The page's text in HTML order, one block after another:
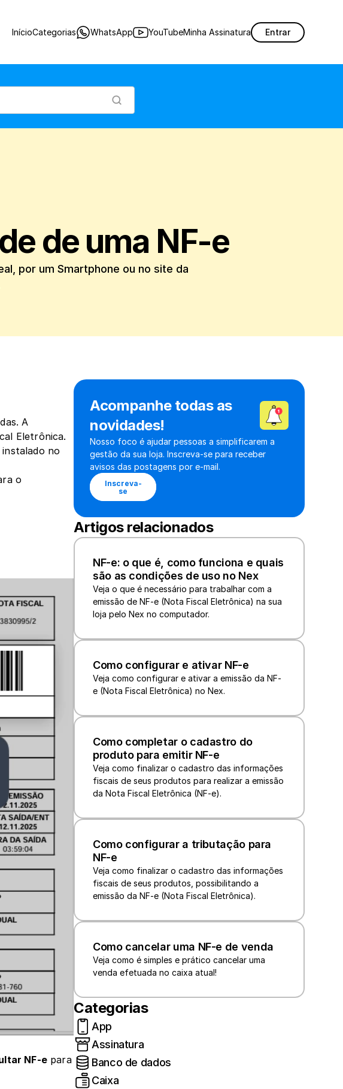
InícioCategorias WhatsApp YouTubeMinha Assinatura Entrar
de uma NF-e
por um Smartphone ou no site da
A
Eletrônica.
no
o
NF-e para
Acompanhe todas as
novidades!
Nosso foco é ajudar pessoas a simplificarem a
gestão da sua loja. Inscreva-se para receber
avisos das postagens por e-mail.
Inscreva-
se
Artigos relacionados
NF-e: o que é, como funciona e quais
são as condições de uso no Nex
Veja o que é necessário para trabalhar com a
emissão de NF-e (Nota Fiscal Eletrônica) na sua
loja pelo Nex no computador.
Como configurar e ativar NF-e
Veja como configurar e ativar a emissão da NF-
Como completar o cadastro do
produto para emitir NF-e
Veja como finalizar o cadastro das informações
fiscais de seus produtos para realizar a emissão
da Nota Fiscal Eletrônica (NF-e).
Como configurar a tributação para
NF-e
Veja como finalizar o cadastro das informações
fiscais de seus produtos, possibilitando a
emissão da NF-e (Nota Fiscal Eletrônica).
Como cancelar uma NF-e de venda
Veja como é simples e prático cancelar uma
venda efetuada no caixa atual!
Categorias
App
Assinatura
Banco de dados
Caixa